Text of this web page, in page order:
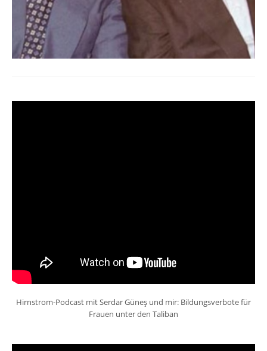
Hirnstrom-Podcast mit Serdar Güneş und mir: Bildungsverbote für
Frauen unter den Taliban